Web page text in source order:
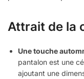
Attrait de la
Une touche
pantalon est une
ajoutant une